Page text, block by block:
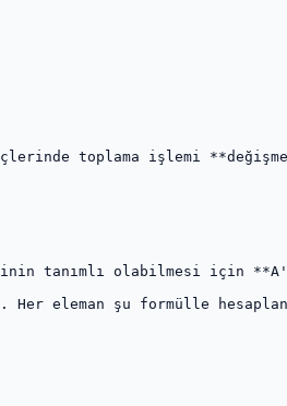
toplama işlemi
tanımlı olabilmesi için
eleman şu formülle